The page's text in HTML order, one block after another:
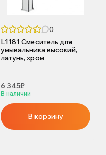
0
L1181 Смеситель для
умывальника высокий,
латунь, хром
6 345₽
В наличии
В корзину